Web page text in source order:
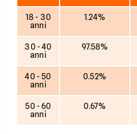
18 - 30
anni
1.24%
30 - 40
anni
97.58%
40 - 50
anni
0.52%
50 - 60
anni
0.67%